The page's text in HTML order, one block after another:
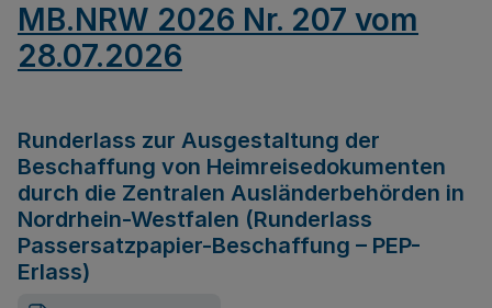
MB.NRW 2026 Nr. 207 vom
28.07.2026
Runderlass zur Ausgestaltung der
Beschaffung von Heimreisedokumenten
durch die Zentralen Ausländerbehörden in
Nordrhein-Westfalen (Runderlass
Passersatzpapier-Beschaffung – PEP-
Erlass)